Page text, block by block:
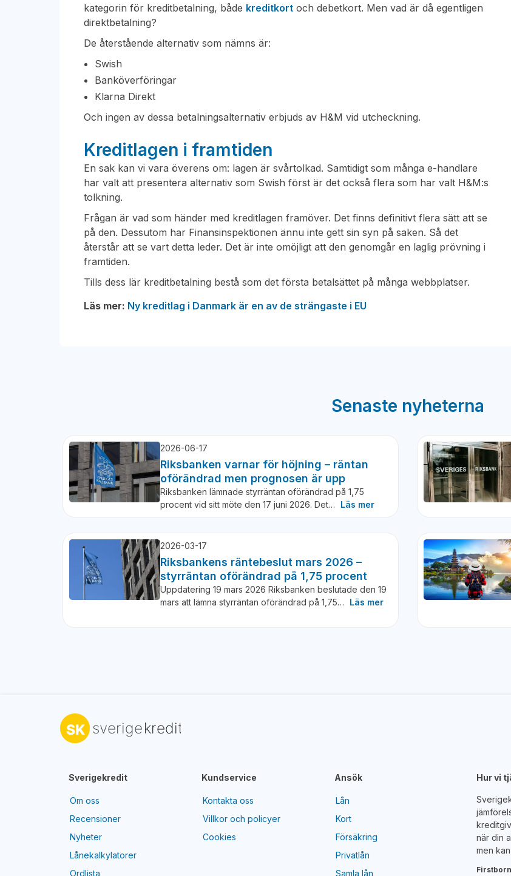
kategorin för kreditbetalning, både kreditkort och debetkort. Men vad är då egentligen
direktbetalning?
De återstående alternativ som nämns är:
Swish
Banköverföringar
Klarna Direkt
Och ingen av dessa betalningsalternativ erbjuds av H&M vid utcheckning.
Kreditlagen i framtiden
En sak kan vi vara överens om: lagen är svårtolkad. Samtidigt som många e-handlare
har valt att presentera alternativ som Swish först är det också flera som har valt H&M:s
tolkning.
Frågan är vad som händer med kreditlagen framöver. Det finns definitivt flera sätt att se
på den. Dessutom har Finansinspektionen ännu inte gett sin syn på saken. Så det
återstår att se vart detta leder. Det är inte omöjligt att den genomgår en laglig prövning i
framtiden.
Tills dess lär kreditbetalning bestå som det första betalsättet på många webbplatser.
Läs mer: Ny kreditlag i Danmark är en av de strängaste i EU
Senaste nyheterna
2026-06-17
Riksbanken varnar för höjning – räntan
oförändrad men prognosen är upp
Riksbanken lämnade styrräntan oförändrad på 1,75
procent vid sitt möte den 17 juni 2026. Det…
Läs mer
2026-03-17
Riksbankens räntebeslut mars 2026 –
styrräntan oförändrad på 1,75 procent
Uppdatering 19 mars 2026 Riksbanken beslutade den 19
mars att lämna styrräntan oförändrad på 1,75…
Läs mer
Sverigekredit
Om oss
Recensioner
Nyheter
Lånekalkylatorer
Ordlista
Kundservice
Kontakta oss
Villkor och policyer
Cookies
Ansök
Lån
Kort
Försäkring
Privatlån
Samla lån
Hur vi
när din
men